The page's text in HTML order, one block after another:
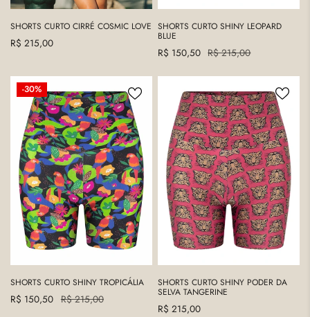
SHORTS CURTO CIRRÉ COSMIC LOVE
Precio
R$ 215,00
SHORTS CURTO SHINY LEOPARD
BLUE
Precio
venta
R$ 150,50
Precio
R$ 215,00
SHORTS
CURTO
SHINY
TROPICÁLIA
-30%
SHORTS CURTO SHINY TROPICÁLIA
Precio
R$ 150,50
Precio
R$ 215,00
CURTO
SHINY
PODER
DA
SELVA
TANGERINE
SHORTS CURTO SHINY PODER DA
SELVA TANGERINE
Precio
R$ 215,00